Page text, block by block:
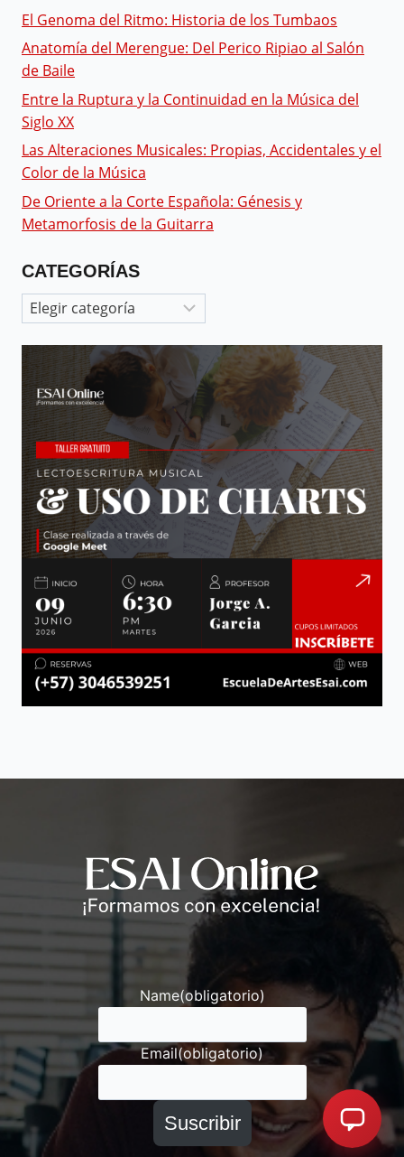
El Genoma del Ritmo: Historia de los Tumbaos
Anatomía del Merengue: Del Perico Ripiao al Salón
de Baile
Entre la Ruptura y la Continuidad en la Música del
Siglo XX
Las Alteraciones Musicales: Propias, Accidentales y el
Color de la Música
De Oriente a la Corte Española: Génesis y
Metamorfosis de la Guitarra
CATEGORÍAS
Name(obligatorio)
Email(obligatorio)
Suscribir
Andrés
Asesor ESAI